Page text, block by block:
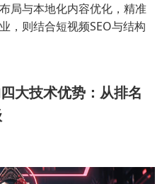
局与本地化内容优化，精准
，则结合短视频SEO与结构
大技术优势：从排名